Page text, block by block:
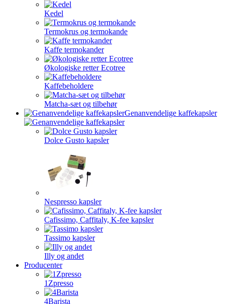
Kedel
Termokrus og termokande
Kaffe termokander
Økologiske retter Ecotree
Kaffebeholdere
Matcha-sæt og tilbehør
Genanvendelige kaffekapsler
Dolce Gusto kapsler
Nespresso kapsler
Cafissimo, Caffitaly, K-fee kapsler
Tassimo kapsler
Illy og andet
Producenter
1Zpresso
4Barista